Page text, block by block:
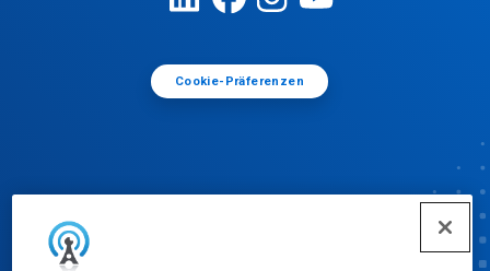
Cookie-Präferenzen